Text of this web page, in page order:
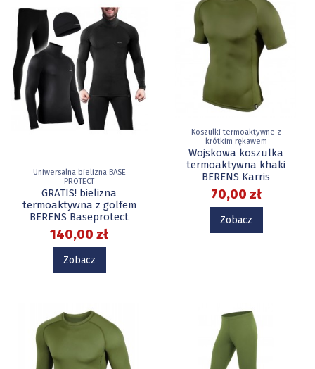
Uniwersalna bielizna BASE
PROTECT
GRATIS! bielizna
termoaktywna z golfem
BERENS Baseprotect
140,00 zł
Zobacz
Koszulki termoaktywne z
krótkim rękawem
Wojskowa koszulka
termoaktywna khaki
BERENS Karris
70,00 zł
Zobacz